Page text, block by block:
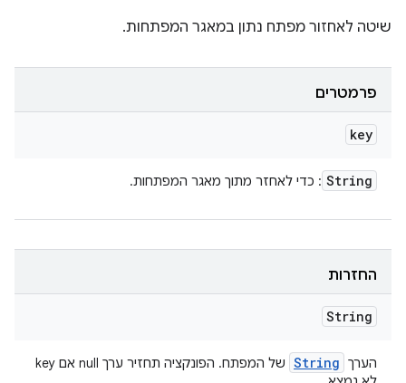
שיטה לאחזור מפתח נתון במאגר המפתחות.
פרמטרים
key
String : כדי לאחזר מתוך מאגר המפתחות.
החזרות
String
הערך String
של המפתח. הפונקציה תחזיר ערך null אם key